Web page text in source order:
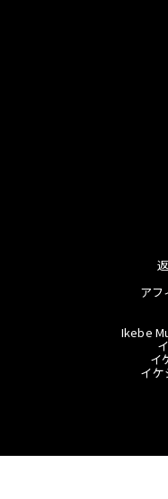
アフ
Ikebe
イ
イケ